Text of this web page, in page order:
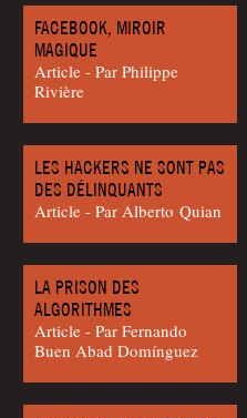
FACEBOOK, MIROIR
MAGIQUE
Article - Par Phi­lippe
Rivière
LES HACKERS NE SONT PAS
DES DÉLINQUANTS
Article - Par Alber­to Quian
LA PRISON DES
ALGORITHMES
Article - Par Fer­nan­do
Buen Abad Domínguez